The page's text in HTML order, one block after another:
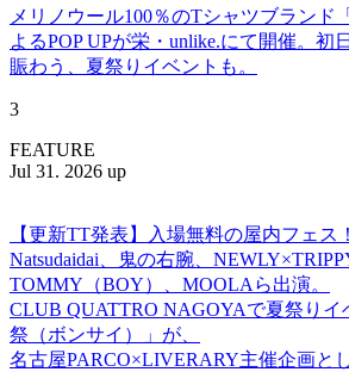
メリノウール100％のTシャツブランド
よるPOP UPが栄・unlike.にて開催。初
賑わう、夏祭りイベントも。
3
FEATURE
Jul 31. 2026 up
【更新TT発表】入場無料の屋内フェス！
Natsudaidai、鬼の右腕、
TOMMY（BOY）、MOOLAら出演。
CLUB QUATTRO NAGOYAで夏祭りイ
祭（ボンサイ）」が、
名古屋PARCO×LIVERARY主催企画と